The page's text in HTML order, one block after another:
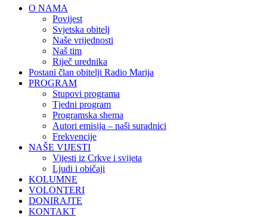
O NAMA
Povijest
Svjetska obitelj
Naše vrijednosti
Naš tim
Riječ urednika
Postani član obitelji Radio Marija
PROGRAM
Stupovi programa
Tjedni program
Programska shema
Autori emisija – naši suradnici
Frekvencije
NAŠE VIJESTI
Vijesti iz Crkve i svijeta
Ljudi i običaji
KOLUMNE
VOLONTERI
DONIRAJTE
KONTAKT